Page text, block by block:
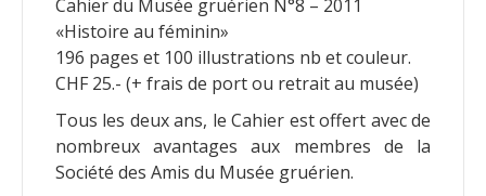
Cahier du Musée gruérien N°8 – 2011
«Histoire au féminin»
196 pages et 100 illustrations nb et couleur.
CHF 25.- (+ frais de port ou retrait au musée)
Tous les deux ans, le Cahier est offert avec de
nombreux avantages aux membres de la
Société des Amis du Musée gruérien.